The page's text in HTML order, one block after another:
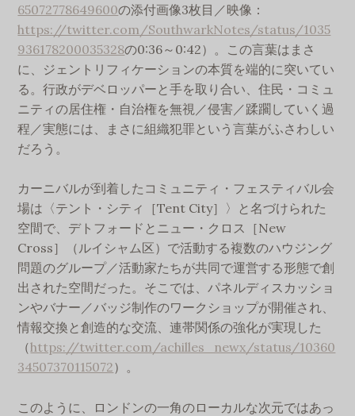
65072778649600の添付画像3枚目／映像：
https://twitter.com/SouthwarkNotes/status/1035
936178200035328の0:36～0:42）。この言葉はまさ
に、ジェントリフィケーションの本質を端的に突いてい
る。行政がデベロッパーと手を取り合い、住民・コミュ
ニティの居住権・自治権を無視／侵害／蹂躙していく過
程／実態には、まさに組織犯罪という言葉がふさわしい
だろう。
カーニバルが到着したコミュニティ・フェスティバル会
場は〈テント・シティ［Tent City］〉と名づけられた
空間で、デトフォードとニュー・クロス［New
Cross］（ルイシャム区）で活動する複数のハウジング
問題のグループ／活動家たちが共同で運営する形態で創
出された空間だった。そこでは、パネルディスカッショ
ンやバナー／バッジ制作のワークショップが開催され、
情報交換と創造的な交流、連帯関係の強化が実現した
（https://twitter.com/achilles_newx/status/10360
34507370115072）。
このように、ロンドンの一角のローカルな次元ではあっ